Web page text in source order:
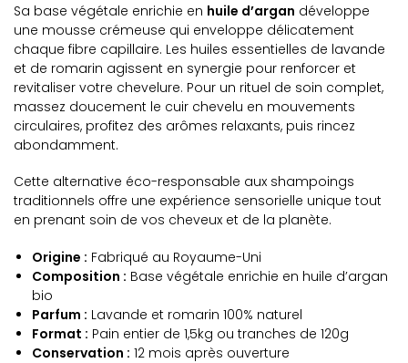
Sa base végétale enrichie en huile d’argan développe
une mousse crémeuse qui enveloppe délicatement
chaque fibre capillaire. Les huiles essentielles de lavande
et de romarin agissent en synergie pour renforcer et
revitaliser votre chevelure. Pour un rituel de soin complet,
massez doucement le cuir chevelu en mouvements
circulaires, profitez des arômes relaxants, puis rincez
abondamment.
Cette alternative éco-responsable aux shampoings
traditionnels offre une expérience sensorielle unique tout
en prenant soin de vos cheveux et de la planète.
Origine : Fabriqué au Royaume-Uni
Composition : Base végétale enrichie en huile d’argan
bio
Parfum : Lavande et romarin 100% naturel
Format : Pain entier de 1,5kg ou tranches de 120g
Conservation : 12 mois après ouverture